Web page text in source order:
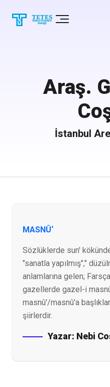
Araş.
İstanbul
MASNÛ‘
Sözlüklerde sun'
"sanatla yapılmış","
anlamlarına gelen;
gazellerde gazel-i
masnû'/masnû'a
şiirlerdir.
Yazar: Nebi